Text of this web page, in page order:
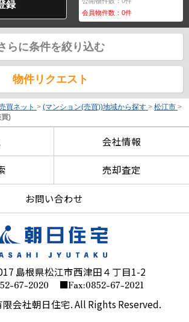
録
会員物件数：0件
らに条件を絞り込む
物件リクエスト
買ネット > (マンション(売買))地域から探す > 松江市 >
)
会社情報
売却査定
お問い合わせ
島根県松江市西津田４丁目1-2
67-2020 ■Fax:0852-67-2021
会社朝日住宅. All Rights Reserved.